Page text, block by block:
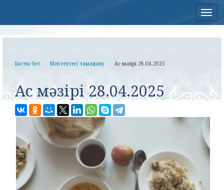
Басты бет Мектептегі тамақтану Ас мәзірі 28.04.2025
Ас мәзірі 28.04.2025